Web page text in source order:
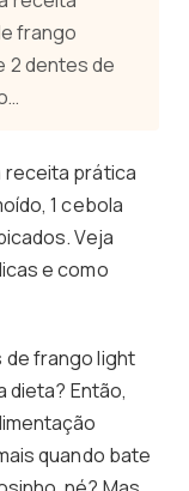
frango
2 dentes de
receita prática
1 cebola
Veja
e como
de frango light
dieta? Então,
quando bate